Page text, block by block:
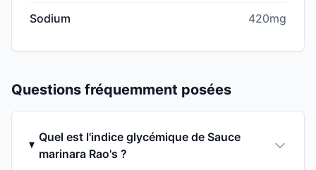
Sodium 420mg
Questions fréquemment posées
Quel est l'indice glycémique de Sauce
marinara Rao's ?